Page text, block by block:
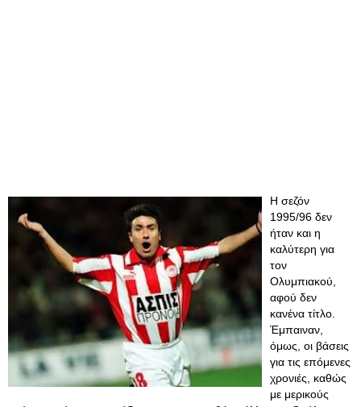
Η σεζόν
1995/96 δεν
ήταν και η
καλύτερη για
τον
Ολυμπιακού,
αφού δεν
κανένα τίτλο.
Έμπαιναν,
όμως, οι βάσεις
για τις επόμενες
χρονιές, καθώς
με μερικούς